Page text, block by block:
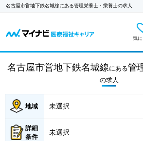
名古屋市営地下鉄名城線にある管理栄養士・栄養士の求人
気
名古屋市営地下鉄名城線 にある管
の求人
地域 未選択
詳細
条件
未選択